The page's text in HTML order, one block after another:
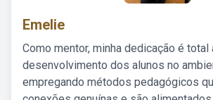
Emelie
Como mentor, minha dedicação é total
desenvolvimento dos alunos no
empregando métodos pedagógicos